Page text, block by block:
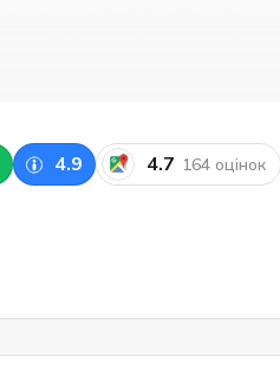
4.9 4.7 164 оцінок